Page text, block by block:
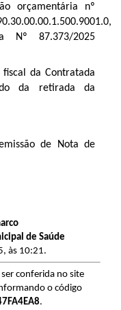
orçamentária nº
Nº 87.373/2025
fiscal da Contratada
da retirada da
de Nota de
de Saúde
às 10:21.
conferida no site
o código
.